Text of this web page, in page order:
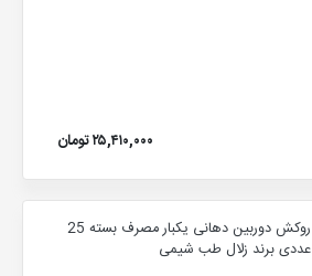
۲۵,۴۱۰,۰۰۰ تومان
روکش دوربین دهانی یکبار مصرف بسته 25
عددی برند زلال طب شیمی